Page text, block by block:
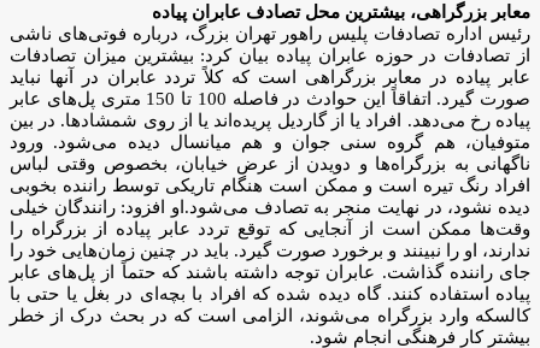
معابر بزرگراهی، بیشترین محل تصادف عابران پیاده
رئیس اداره تصادفات پلیس راهور تهران بزرگ، درباره فوتی‌های ناشی
از تصادفات در حوزه عابران پیاده بیان کرد: بیشترین میزان تصادفات
عابر پیاده در معابر بزرگراهی است که کلاً تردد عابران در آنها نباید
صورت گیرد. اتفاقاً این حوادث در فاصله 100 تا 150 متری پل‌های عابر
پیاده رخ می‌دهد. افراد یا از گاردیل پریده‌اند یا از روی شمشادها. در بین
متوفیان، هم گروه سنی جوان و هم میانسال دیده می‌شود. ورود
ناگهانی به بزرگراه‌ها و دویدن از عرض خیابان، بخصوص وقتی لباس
افراد رنگ تیره است و ممکن است هنگام تاریکی توسط راننده بخوبی
دیده نشود، در نهایت منجر به تصادف می‌شود.او افزود: رانندگان خیلی
وقت‌ها ممکن است از آنجایی که توقع تردد عابر پیاده از بزرگراه را
ندارند، او را نبینند و برخورد صورت گیرد. باید در چنین زمان‌هایی خود را
جای راننده گذاشت. عابران توجه داشته باشند که حتماً از پل‌های عابر
پیاده استفاده کنند. گاه دیده شده که افراد با بچه‌ای در بغل یا حتی با
کالسکه وارد بزرگراه می‌شوند، الزامی است که در بحث درک از خطر
بیشتر کار فرهنگی انجام شود.